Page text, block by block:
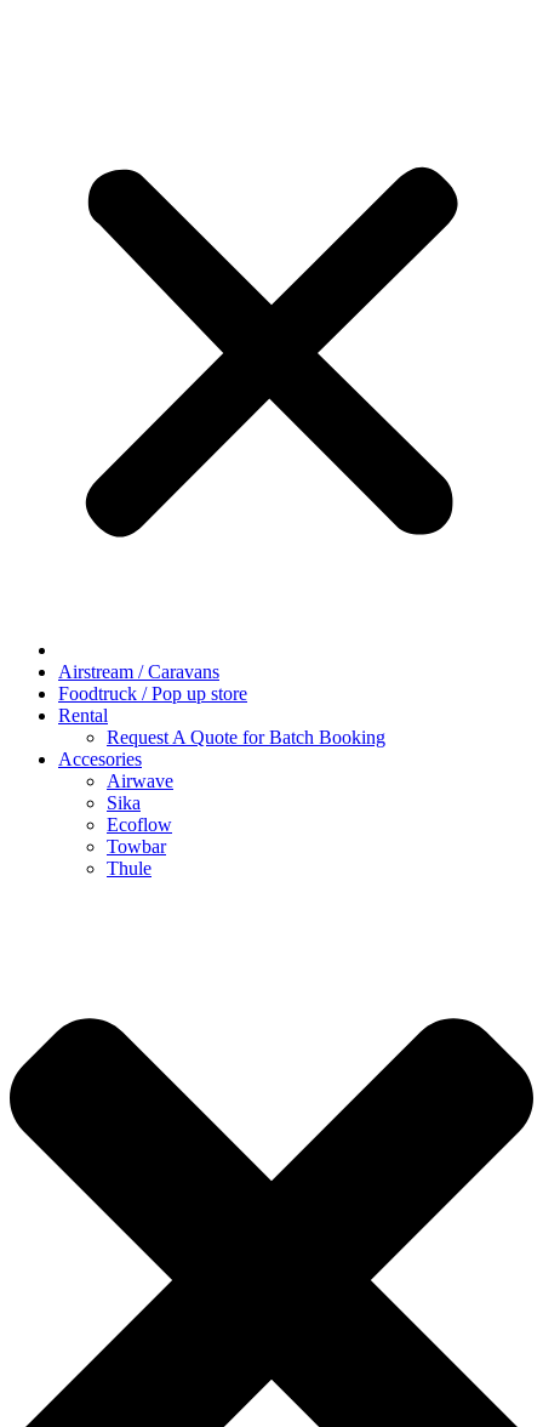
Airstream / Caravans
Foodtruck / Pop up store
Rental
Request A Quote for Batch Booking
Accesories
Airwave
Sika
Ecoflow
Towbar
Thule